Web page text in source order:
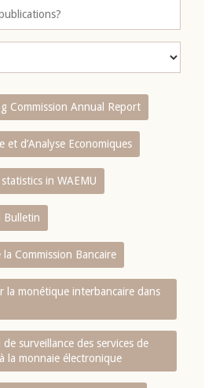
Commission Annual Report
et d’Analyse Economiques
in WAEMU
Bulletin
Commission Bancaire
la monétique interbancaire dans
surveillance des services de
la monnaie électronique